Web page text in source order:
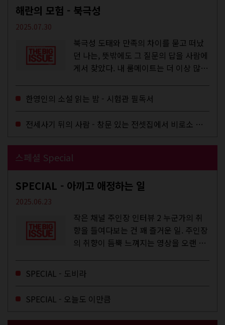
해란의 모험 - 북극성
2025.07.30
북극성 도태와 만족의 차이를 묻고 떠났
던 나는, 뜻밖에도 그 질문의 답을 사람에
게서 찾았다. 내 룸메이트는 더 이상 많은
한영인의 소설 읽는 밤 - 시험관 필독서
전세사기 뒤의 사람 - 창문 있는 전셋집에서 비로소 겨울 이불을 샀다
스페셜 Special
SPECIAL - 아끼고 애정하는 일
2025.06.23
작은 채널 주인장 인터뷰 2 누군가의 취
향을 들여다보는 건 꽤 즐거운 일. 주인장
의 취향이 듬뿍 느껴지는 영상을 오랜 시
에 스며드는 경험을 하기도 한다. 좀처럼
듣지 않던 장르의 노래를...
SPECIAL - 도비라
SPECIAL - 오늘도 이만큼